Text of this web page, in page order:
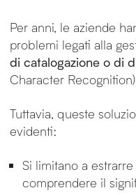
Per anni, le aziende
problemi legati alla
di catalogazione o di
Character
Tuttavia, queste
evidenti:
Si limitano a
comprendere il